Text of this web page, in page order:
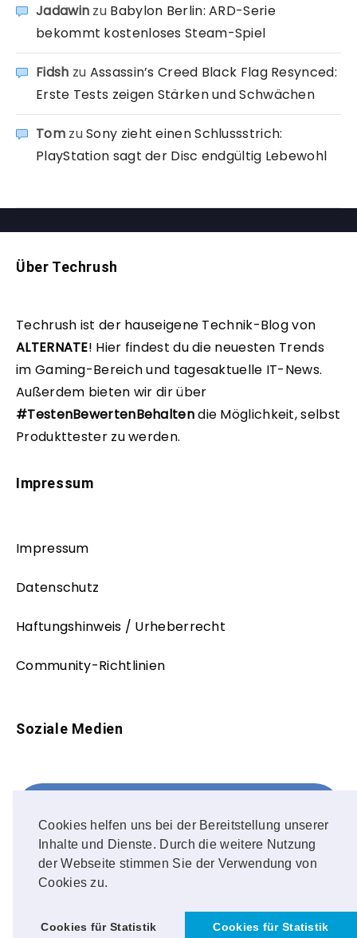
Cookies helfen uns bei der Bereitstellung unserer
Inhalte und Dienste. Durch die weitere Nutzung
der Webseite stimmen Sie der Verwendung von
Cookies zu.
Cookies für Statistik Cookies für Statistik
Jadawin zu Babylon Berlin: ARD-Serie
bekommt kostenloses Steam-Spiel
Fidsh zu Assassin’s Creed Black Flag Resynced:
Erste Tests zeigen Stärken und Schwächen
TomzuSony zieht einen Schlussstrich:
PlayStation sagt der Disc endgültig Lebewohl
Über Techrush
Techrush ist der hauseigene Technik-Blog von
ALTERNATE! Hier findest du die neuesten Trends
im Gaming-Bereich und tagesaktuelle IT-News.
Außerdem bieten wir dir über
#TestenBewertenBehaltendie Möglichkeit, selbst
Produkttester zu werden.
Impressum
Impressum
Datenschutz
Haftungshinweis / Urheberrecht
Community-Richtlinien
Soziale Medien
FOLLOW ME!
Instagram
OUR PHOTOS!